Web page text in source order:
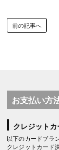
前の記事へ
お支払い方
クレジットカ
以下のカードブラ
クレジットカード